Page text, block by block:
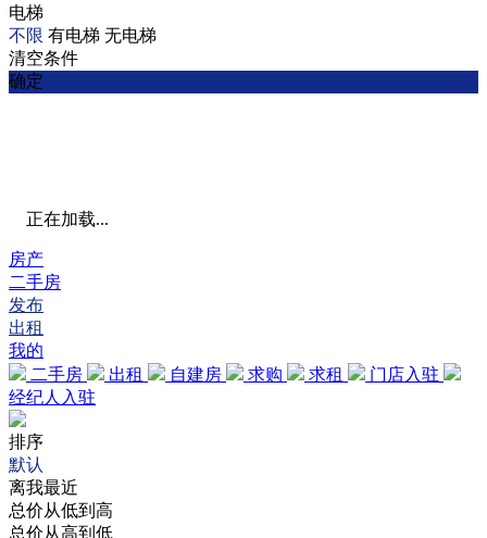
电梯
不限 有电梯 无电梯
清空条件
确定
正在加载...
房产
二手房
发布
出租
我的
二手房
出租 自建房 求购 求租
门店入驻
经纪人入驻
排序
默认
离我最近
总价从低到高
总价从高到低